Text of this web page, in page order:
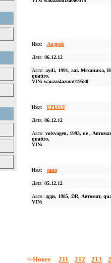
Имя: Андрей
Дата: 06.12.12
Авто: aydi, 1991, aar, Механика,
quattro,
VIN: wauzzz4azmn019580
Имя: ЕРБОЛ
Дата: 06.12.12
Авто: volsvagen, 1993, не ,
quattro,
VIN:
Имя: саня
Дата: 05.12.12
Авто: ауди, 1985, DR, Автомат,
VIN:
<-Новее 211 212 213